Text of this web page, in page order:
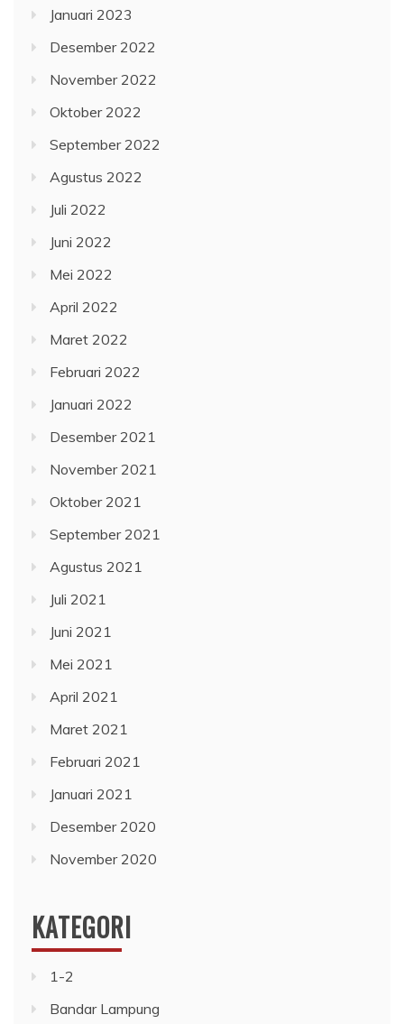
Januari 2023
Desember 2022
November 2022
Oktober 2022
September 2022
Agustus 2022
Juli 2022
Juni 2022
Mei 2022
April 2022
Maret 2022
Februari 2022
Januari 2022
Desember 2021
November 2021
Oktober 2021
September 2021
Agustus 2021
Juli 2021
Juni 2021
Mei 2021
April 2021
Maret 2021
Februari 2021
Januari 2021
Desember 2020
November 2020
KATEGORI
1-2
Bandar Lampung